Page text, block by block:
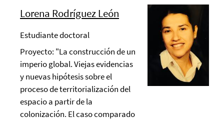
Lorena Rodríguez León
Estudiante doctoral
Proyecto: "La construcción de un
imperio global. Viejas evidencias
y nuevas hipótesis sobre el
proceso de territorialización del
espacio a partir de la
colonización. El caso comparado